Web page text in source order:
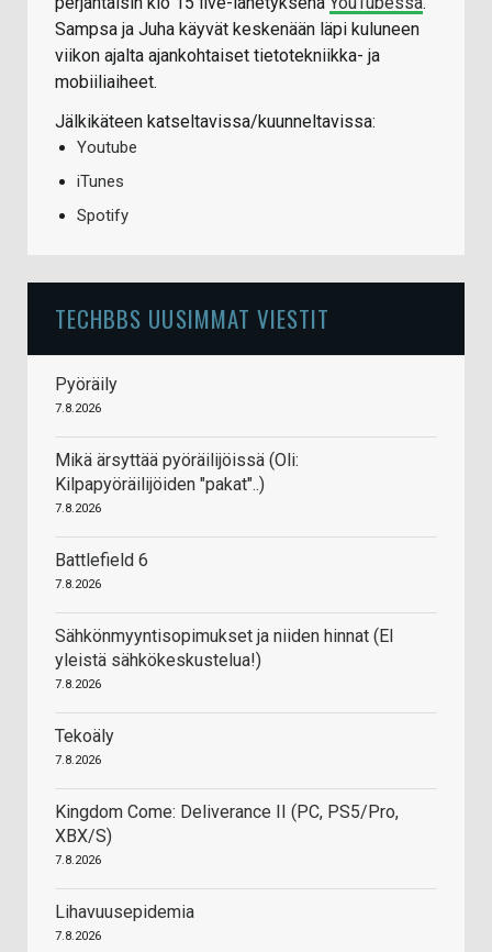
Sampsa ja Juha käyvät keskenään läpi kuluneen
viikon ajalta ajankohtaiset tietotekniikka- ja
mobiiliaiheet.
Jälkikäteen katseltavissa/kuunneltavissa:
Youtube
iTunes
Spotify
TECHBBS UUSIMMAT VIESTIT
Pyöräily
7.8.2026
Mikä ärsyttää pyöräilijöissä (Oli:
Kilpapyöräilijöiden "pakat"..)
7.8.2026
Battlefield 6
7.8.2026
Sähkönmyyntisopimukset ja niiden hinnat (EI
yleistä sähkökeskustelua!)
7.8.2026
Tekoäly
7.8.2026
Kingdom Come: Deliverance II (PC, PS5/Pro,
XBX/S)
7.8.2026
Lihavuusepidemia
7.8.2026